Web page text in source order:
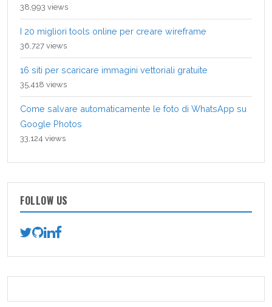
38,993 views
I 20 migliori tools online per creare wireframe
36,727 views
16 siti per scaricare immagini vettoriali gratuite
35,418 views
Come salvare automaticamente le foto di WhatsApp su
Google Photos
33,124 views
FOLLOW US